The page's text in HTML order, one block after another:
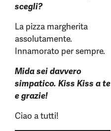
scegli?
La pizza margherita
assolutamente.
Innamorato per sempre.
Mida sei davvero
simpatico. Kiss Kiss a te
e grazie!
Ciao a tutti!